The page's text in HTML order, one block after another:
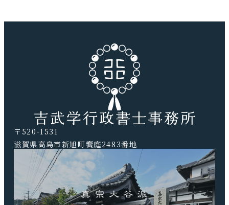
〒520-1531
滋賀県高島市新旭町饗庭2483番地
TEL.0740-20-9041 FAX.0740-20-9042